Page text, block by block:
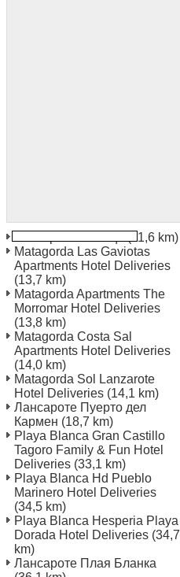
(11,6 km)
Matagorda Las Gaviotas
Apartments Hotel Deliveries
(13,7 km)
Matagorda Apartments The
Morromar Hotel Deliveries
(13,8 km)
Matagorda Costa Sal
Apartments Hotel Deliveries
(14,0 km)
Matagorda Sol Lanzarote
Hotel Deliveries (14,1 km)
Лансароте Пуерто дел
Кармен (18,7 km)
Playa Blanca Gran Castillo
Tagoro Family & Fun Hotel
Deliveries (33,1 km)
Playa Blanca Hd Pueblo
Marinero Hotel Deliveries
(34,5 km)
Playa Blanca Hesperia Playa
Dorada Hotel Deliveries (34,7
km)
Лансароте Плая Бланка